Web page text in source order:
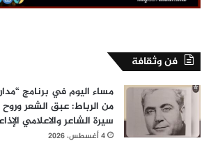
فن وثقافة
مساء اليوم في برنامج
من الرباط: عبق الشعر
سيرة الشاعر والاعلامي
4 أغسطس، 2026